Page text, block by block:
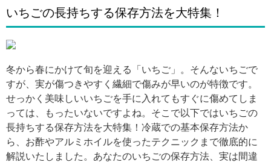
いちごの長持ちする保存方法を大特集！
引用: https://www.pakutaso.com/shared/img/thumb/ELF85_utuwayamamori_TP_V.jpg
冬から春にかけて旬を迎える「いちご」。そんないちごで
すが、実が傷つきやすく繊細で傷みが早いのが特徴です。
せっかく美味しいいちごを手に入れてもすぐに傷めてしま
っては、もったいないですよね。そこで以下ではいちごの
長持ちする保存方法を大特集！冷蔵での基本保存方法か
ら、お酢やアルミホイルを使ったテクニックまで徹底的に
解説いたしました。あなたのいちごの保存方法、実は間違